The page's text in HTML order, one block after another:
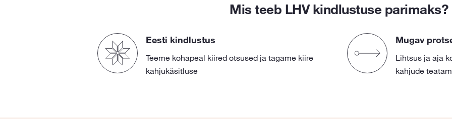
Mis teeb LHV kindlustuse parimaks?
Eesti kindlustus
Teeme kohapeal kiired otsused ja tagame kiire
kahjukäsitluse
Mugav
Lihtsus ja aja
kahjude